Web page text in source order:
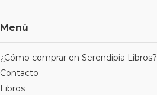
Menú
¿Cómo comprar en Serendipia Libros?
Contacto
Libros